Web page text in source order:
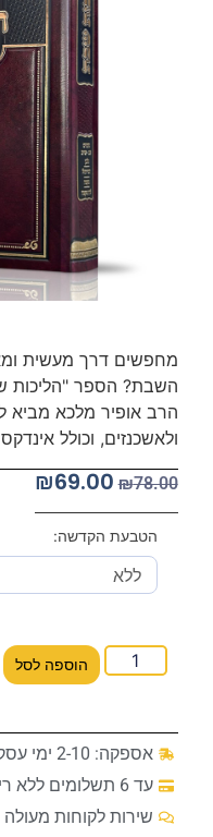
מחפשים דרך מעשית
השבת? הספר "הליכות
הרב אופיר מלכא מביא
ולאשכנזים, וכולל אינדקס
₪78.00
₪69.00
הטבעת הקדשה:
הוספה לסל
אספקה: 2-10 ימי עסקים (למעט מקרים חריגים)
עד 6 תשלומים ללא ריבית
שירות לקוחות מעולה